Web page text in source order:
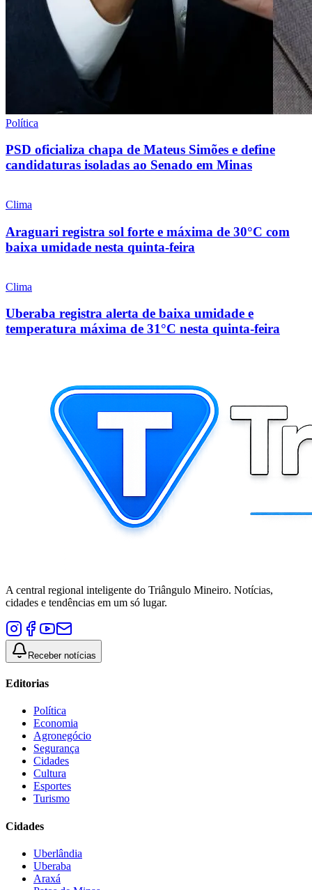
Política
PSD oficializa chapa de Mateus Simões e define
candidaturas isoladas ao Senado em Minas
Clima
Araguari registra sol forte e máxima de 30°C com
baixa umidade nesta quinta-feira
Clima
Uberaba registra alerta de baixa umidade e
temperatura máxima de 31°C nesta quinta-feira
A central regional inteligente do Triângulo Mineiro. Notícias,
cidades e tendências em um só lugar.
Receber notícias
Editorias
Política
Economia
Agronegócio
Segurança
Cidades
Cultura
Esportes
Turismo
Cidades
Uberlândia
Uberaba
Araxá